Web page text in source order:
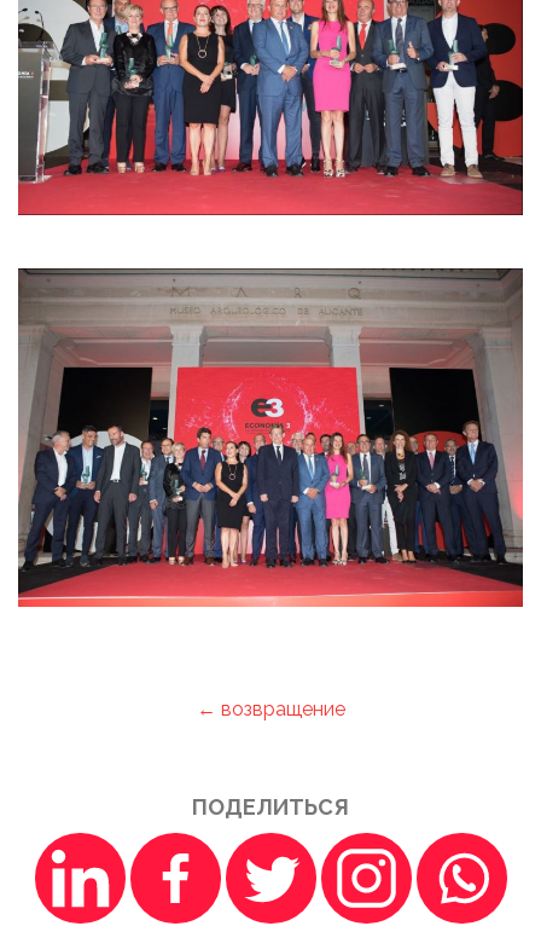
← возвращение
ПОДЕЛИТЬСЯ